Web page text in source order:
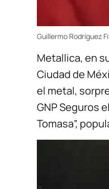
Guillermo Rodríguez
Metallica, en
Ciudad de
el metal,
GNP Seguros
Tomasa”,